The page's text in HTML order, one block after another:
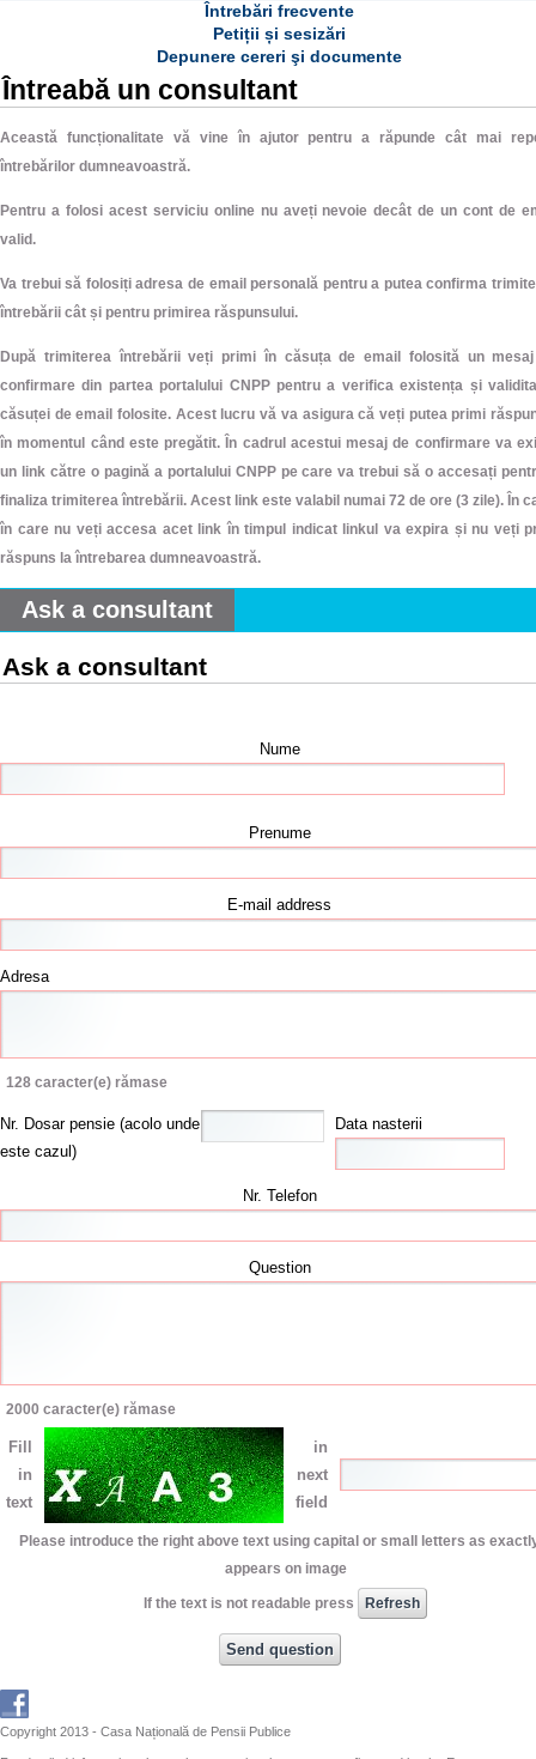
Întrebări frecvente
Petiții și sesizări
Depunere cereri şi documente
Întreabă un consultant
Această funcționalitate vă vine în ajutor pentru a răpunde cât mai
întrebărilor dumneavoastră.
Pentru a folosi acest serviciu online nu aveți nevoie decât de un cont de
valid.
Va trebui să folosiți adresa de email personală pentru a putea confirma
întrebării cât și pentru primirea răspunsului.
După trimiterea întrebării veți primi în căsuța de email folosită un
confirmare din partea portalului CNPP pentru a verifica existența și
căsuței de email folosite. Acest lucru vă va asigura că veți putea primi
în momentul când este pregătit. În cadrul acestui mesaj de confirmare va
un link către o pagină a portalului CNPP pe care va trebui să o accesați
finaliza trimiterea întrebării. Acest link este valabil numai 72 de ore (3 zile). În
în care nu veți accesa acet link în timpul indicat linkul va expira și nu veți
răspuns la întrebarea dumneavoastră.
Ask a consultant
Ask a consultant
Nume
Prenume
E-mail address
Adresa
128 caracter(e) rămase
Nr. Dosar pensie (acolo unde
este cazul)
Data nasterii
Nr. Telefon
Question
2000 caracter(e) rămase
Fill
in
text
in
next
field
Please introduce the right above text using capital or small letters as
appears on image
If the text is not readable press
Copyright 2013 - Casa Națională de Pensii Publice